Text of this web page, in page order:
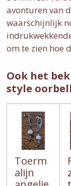
avonturen van
waarschijnlijk
om te zien hoe
Ook het
style
Toerm
alijn